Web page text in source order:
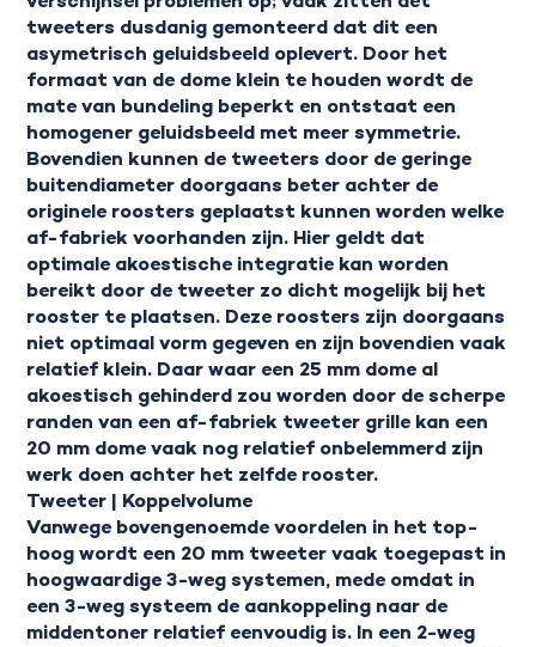
tweeters dusdanig gemonteerd dat dit een
asymetrisch geluidsbeeld oplevert. Door het
formaat van de dome klein te houden wordt de
mate van bundeling beperkt en ontstaat een
homogener geluidsbeeld met meer symmetrie.
Bovendien kunnen de tweeters door de geringe
buitendiameter doorgaans beter achter de
originele roosters geplaatst kunnen worden welke
af-fabriek voorhanden zijn. Hier geldt dat
optimale akoestische integratie kan worden
bereikt door de tweeter zo dicht mogelijk bij het
rooster te plaatsen. Deze roosters zijn doorgaans
niet optimaal vorm gegeven en zijn bovendien vaak
relatief klein. Daar waar een 25 mm dome al
akoestisch gehinderd zou worden door de scherpe
randen van een af-fabriek tweeter grille kan een
20 mm dome vaak nog relatief onbelemmerd zijn
werk doen achter het zelfde rooster.
Tweeter | Koppelvolume
Vanwege bovengenoemde voordelen in het top-
hoog wordt een 20 mm tweeter vaak toegepast in
hoogwaardige 3-weg systemen, mede omdat in
een 3-weg systeem de aankoppeling naar de
middentoner relatief eenvoudig is. In een 2-weg